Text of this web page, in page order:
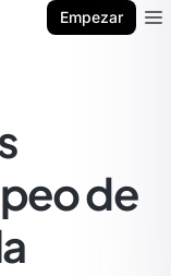
Empezar
de